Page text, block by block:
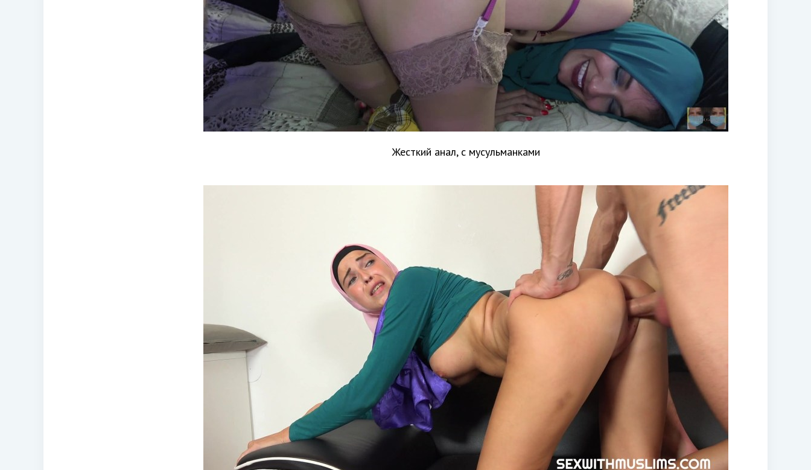
Жесткий анал, с мусульманками